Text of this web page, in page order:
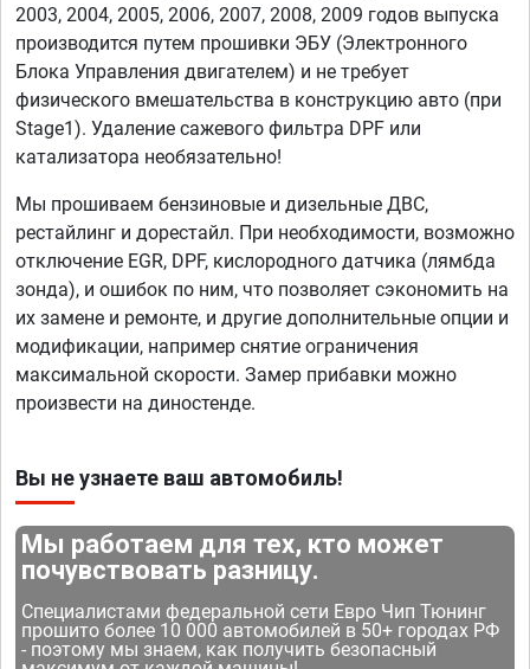
2003, 2004, 2005, 2006, 2007, 2008, 2009 годов выпуска
производится путем прошивки ЭБУ (Электронного
Блока Управления двигателем) и не требует
физического вмешательства в конструкцию авто (при
Stage1). Удаление сажевого фильтра DPF или
катализатора необязательно!
Мы прошиваем бензиновые и дизельные ДВС,
рестайлинг и дорестайл. При необходимости, возможно
отключение EGR, DPF, кислородного датчика (лямбда
зонда), и ошибок по ним, что позволяет сэкономить на
их замене и ремонте, и другие дополнительные опции и
модификации, например снятие ограничения
максимальной скорости. Замер прибавки можно
произвести на диностенде.
Вы не узнаете ваш автомобиль!
Мы работаем для тех, кто может
почувствовать разницу.
Специалистами федеральной сети Евро Чип Тюнинг
прошито более 10 000 автомобилей в 50+ городах РФ
- поэтому мы знаем, как получить безопасный